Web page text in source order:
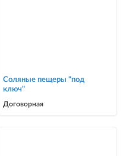
Соляные пещеры "под
ключ"
Договорная